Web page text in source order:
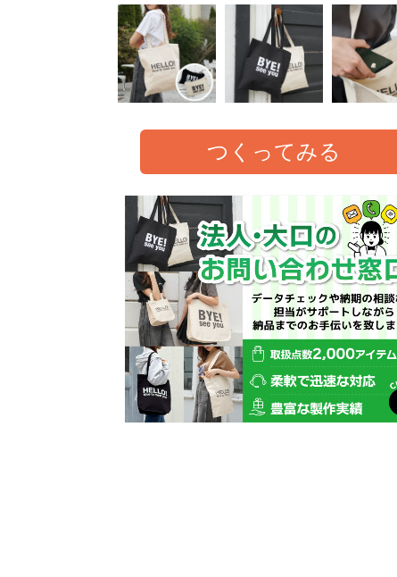
つくってみる